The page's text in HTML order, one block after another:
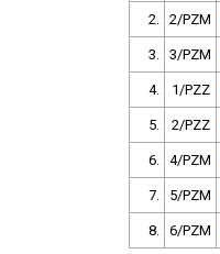
2. 2/PZM
3. 3/PZM
4. 1/PZZ
5. 2/PZZ
6. 4/PZM
7. 5/PZM
8. 6/PZM